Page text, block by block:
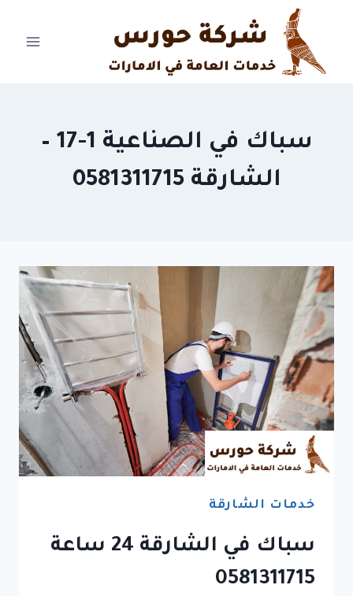
content
سباك في الصناعية 1-17 –
الشارقة 0581311715
خدمات الشارقة
سباك في الشارقة 24 ساعة
0581311715